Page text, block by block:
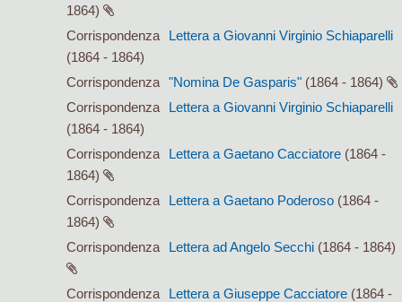
1864)
Corrispondenza
Lettera a Giovanni Virginio Schiaparelli
(1864 - 1864)
Corrispondenza
"Nomina De Gasparis" (1864 - 1864)
Corrispondenza
Lettera a Giovanni Virginio Schiaparelli
(1864 - 1864)
Corrispondenza
Lettera a Gaetano Cacciatore (1864 -
1864)
Corrispondenza
Lettera a Gaetano Poderoso (1864 -
1864)
Corrispondenza
Lettera ad Angelo Secchi (1864 - 1864)
Corrispondenza Lettera a Giuseppe Cacciatore (1864 -